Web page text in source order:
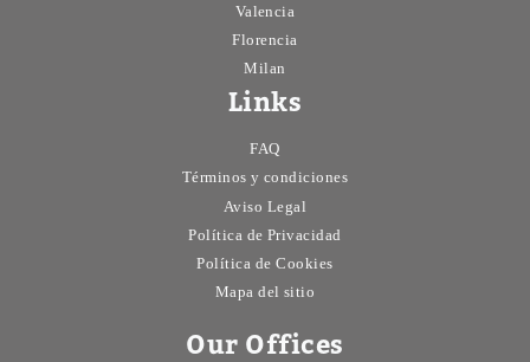
Valencia
Florencia
Milan
Links
FAQ
Términos y condiciones
Aviso Legal
Política de Privacidad
Política de Cookies
Mapa del sitio
Our Offices